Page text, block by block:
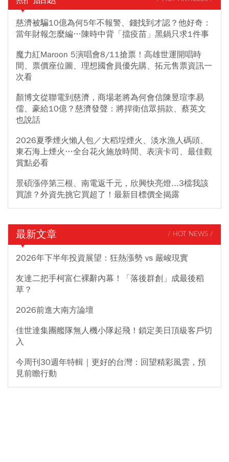
慈濟被騙10億為何5年不報警、錢找到才認？他好奇：
當年財報怎麼編…陳時中背「擋疫苗」黑鍋只求1件事
魔力紅Maroon 5演唱會8/11搶票！高雄世運開唱時
間、票價座位圖、理想國會員優先購、拓元售票資訊一
次看
顏博文從聯電到慈濟，商場老將為何會信陳昱瑄李易
儒、豪給10億？慈濟發聲：將捍衛信眾捐款、蔡英文
也說話
2026夏季煙火懶人包／大稻埕煙火、淡水漁人碼頭、
東石海上煙火…全台花火施放時間、表演卡司、最佳觀
賞點必看
景碩漲停第三根、南電返千元，欣興快亮燈...3檔我該
買誰？外資先挑它買超了！最新目標價全揭露
最新文章 / HOT NEWS /
2026年下半年投資展望：狂熱漲勢 vs 嚴峻現實
友達二把手柯富仁裸辭內幕！「落後群創」成最後稻
草？
2026前進大南方論壇
佳世達集團艦隊無人機小隊起飛！鎖定美日頂級客戶切
入
今周刊30週年特輯｜更好的台灣：回望精彩風雲，預
見前瞻行動